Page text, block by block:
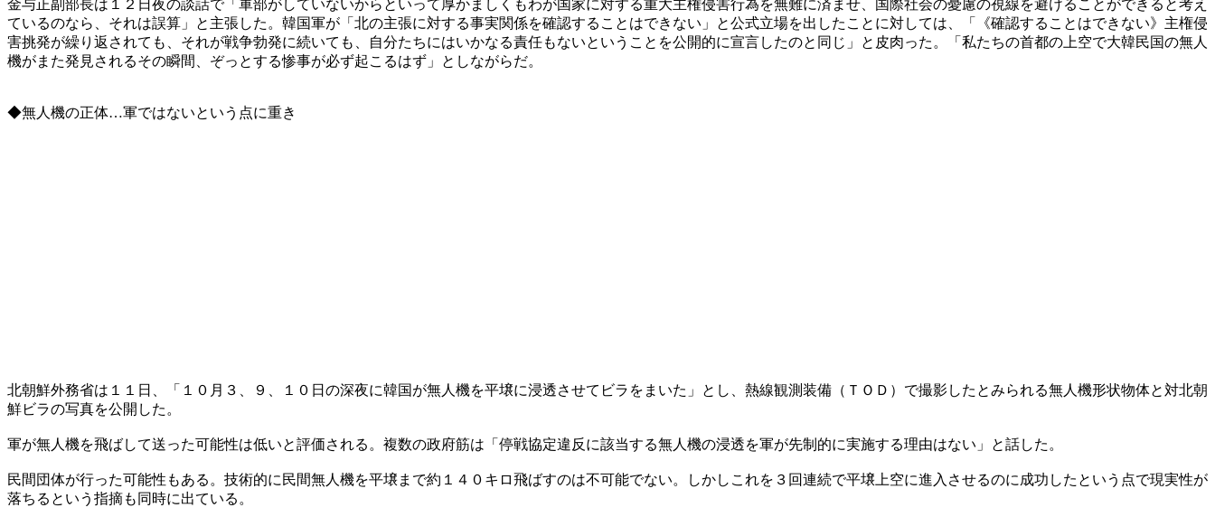
金与正副部長は１２日夜の談話で「軍部がしていないからといって厚かましくもわが国家に対する重大主権侵害行為を無難に済ませ、国際社会の憂慮の視線を避けることができると考え
ているのなら、それは誤算」と主張した。韓国軍が「北の主張に対する事実関係を確認することはできない」と公式立場を出したことに対しては、「《確認することはできない》主権侵
害挑発が繰り返されても、それが戦争勃発に続いても、自分たちにはいかなる責任もないということを公開的に宣言したのと同じ」と皮肉った。「私たちの首都の上空で大韓民国の無人
機がまた発見されるその瞬間、ぞっとする惨事が必ず起こるはず」としながらだ。
◆無人機の正体…軍ではないという点に重き
北朝鮮外務省は１１日、「１０月３、９、１０日の深夜に韓国が無人機を平壌に浸透させてビラをまいた」とし、熱線観測装備（ＴＯＤ）で撮影したとみられる無人機形状物体と対北朝
鮮ビラの写真を公開した。
軍が無人機を飛ばして送った可能性は低いと評価される。複数の政府筋は「停戦協定違反に該当する無人機の浸透を軍が先制的に実施する理由はない」と話した。
民間団体が行った可能性もある。技術的に民間無人機を平壌まで約１４０キロ飛ばすのは不可能でない。しかしこれを３回連続で平壌上空に進入させるのに成功したという点で現実性が
落ちるという指摘も同時に出ている。